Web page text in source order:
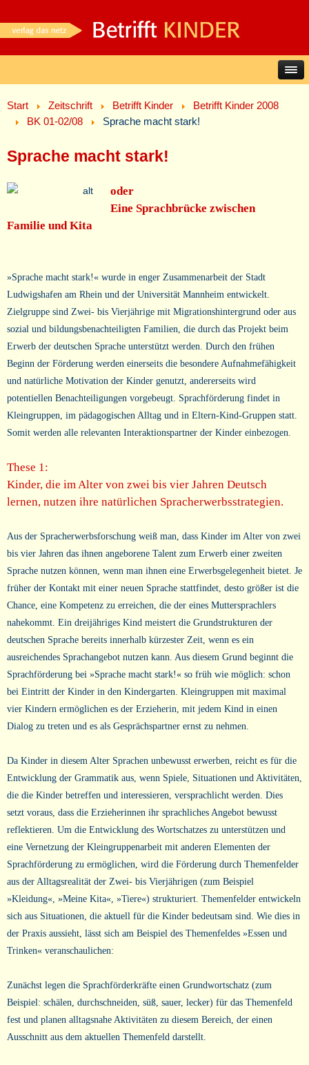
Start Zeitschrift Betrifft Kinder
Betrifft Kinder 2008
BK 01-02/08
Sprache macht stark!
Sprache macht stark!
oder
Eine Sprachbrücke zwischen
Familie und Kita
»Sprache macht stark!« wurde in enger Zusammenarbeit der Stadt
Ludwigshafen am Rhein und der Universität Mannheim entwickelt.
Zielgruppe sind Zwei- bis Vierjährige mit Migrationshintergrund oder aus
sozial und bildungsbenachteiligten Familien, die durch das Projekt beim
Erwerb der deutschen Sprache unterstützt werden. Durch den frühen
Beginn der Förderung werden einerseits die besondere Aufnahmefähigkeit
und natürliche Motivation der Kinder genutzt, andererseits wird
potentiellen Benachteiligungen vorgebeugt. Sprachförderung findet in
Kleingruppen, im pädagogischen Alltag und in Eltern-Kind-Gruppen statt.
Somit werden alle relevanten Interaktionspartner der Kinder einbezogen.
These 1:
Kinder, die im Alter von zwei bis vier Jahren Deutsch
lernen, nutzen ihre natürlichen Spracherwerbsstrategien.
Aus der Spracherwerbsforschung weiß man, dass Kinder im Alter von zwei
bis vier Jahren das ihnen angeborene Talent zum Erwerb einer zweiten
Sprache nutzen können, wenn man ihnen eine Erwerbsgelegenheit bietet. Je
früher der Kontakt mit einer neuen Sprache stattfindet, desto größer ist die
Chance, eine Kompetenz zu erreichen, die der eines Muttersprachlers
nahekommt. Ein dreijähriges Kind meistert die Grundstrukturen der
deutschen Sprache bereits innerhalb kürzester Zeit, wenn es ein
ausreichendes Sprachangebot nutzen kann. Aus diesem Grund beginnt die
Sprachförderung bei »Sprache macht stark!« so früh wie möglich: schon
bei Eintritt der Kinder in den Kindergarten. Kleingruppen mit maximal
vier Kindern ermöglichen es der Erzieherin, mit jedem Kind in einen
Dialog zu treten und es als Gesprächspartner ernst zu nehmen.
Da Kinder in diesem Alter Sprachen unbewusst erwerben, reicht es für die
Entwicklung der Grammatik aus, wenn Spiele, Situationen und Aktivitäten,
die die Kinder betreffen und interessieren, versprachlicht werden. Dies
setzt voraus, dass die Erzieherinnen ihr sprachliches Angebot bewusst
reflektieren. Um die Entwicklung des Wortschatzes zu unterstützen und
eine Vernetzung der Kleingruppenarbeit mit anderen Elementen der
Sprachförderung zu ermöglichen, wird die Förderung durch Themenfelder
aus der Alltagsrealität der Zwei- bis Vierjährigen (zum Beispiel
»Kleidung«, »Meine Kita«, »Tiere«) strukturiert. Themenfelder entwickeln
sich aus Situationen, die aktuell für die Kinder bedeutsam sind. Wie dies in
der Praxis aussieht, lässt sich am Beispiel des Themenfeldes »Essen und
Trinken« veranschaulichen:
Zunächst legen die Sprachförderkräfte einen Grundwortschatz (zum
Beispiel: schälen, durchschneiden, süß, sauer, lecker) für das Themenfeld
fest und planen alltagsnahe Aktivitäten zu diesem Bereich, der einen
Ausschnitt aus dem aktuellen Themenfeld darstellt.